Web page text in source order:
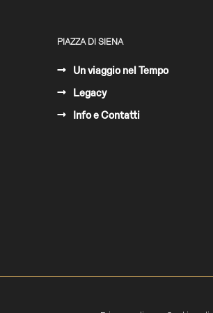
PIAZZA DI SIENA
Un viaggio nel Tempo
Legacy
Info e Contatti